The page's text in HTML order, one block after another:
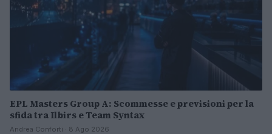
EPL Masters Group A: Scommesse e previsioni per la
sfida tra Ilbirs e Team Syntax
Andrea Conforti · 8 Ago 2026